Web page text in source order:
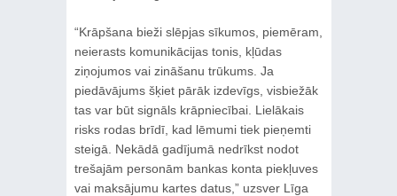
“Krāpšana bieži slēpjas sīkumos, piemēram,
neierasts komunikācijas tonis, kļūdas
ziņojumos vai zināšanu trūkums. Ja
piedāvājums šķiet pārāk izdevīgs, visbiežāk
tas var būt signāls krāpniecībai. Lielākais
risks rodas brīdī, kad lēmumi tiek pieņemti
steigā. Nekādā gadījumā nedrīkst nodot
trešajām personām bankas konta piekļuves
vai maksājumu kartes datus,” uzsver Līga